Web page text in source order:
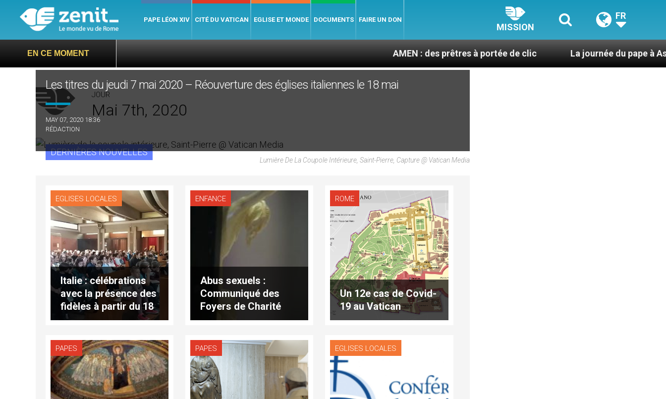
PAPE LÉON XIV CITÉ DU VATICAN EGLISE ET MONDE DOCUMENTS FAIRE UN DON
MISSION
FR
EN CE MOMENT AMEN : des prêtres à portée de clic La journée du pape à Assise : «
JOUR
Mai 7th, 2020
DERNIÈRES NOUVELLES
Les titres du jeudi 7 mai 2020 – Réouverture des églises italiennes le 18 mai
MAY 07, 2020 18:36
RÉDACTION
Lumière De La Coupole Intérieure, Saint-Pierre, Capture @ Vatican Media
EGLISES LOCALES
Italie : célébrations
avec la présence des
fidèles à partir du 18
mai
ENFANCE
Abus sexuels :
Communiqué des
Foyers de Charité
ROME
Un 12e cas de Covid-
19 au Vatican
PAPES PAPES EGLISES LOCALES